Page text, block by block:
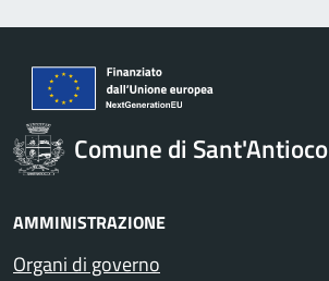
Comune di Sant'Antioco
AMMINISTRAZIONE
Organi di governo